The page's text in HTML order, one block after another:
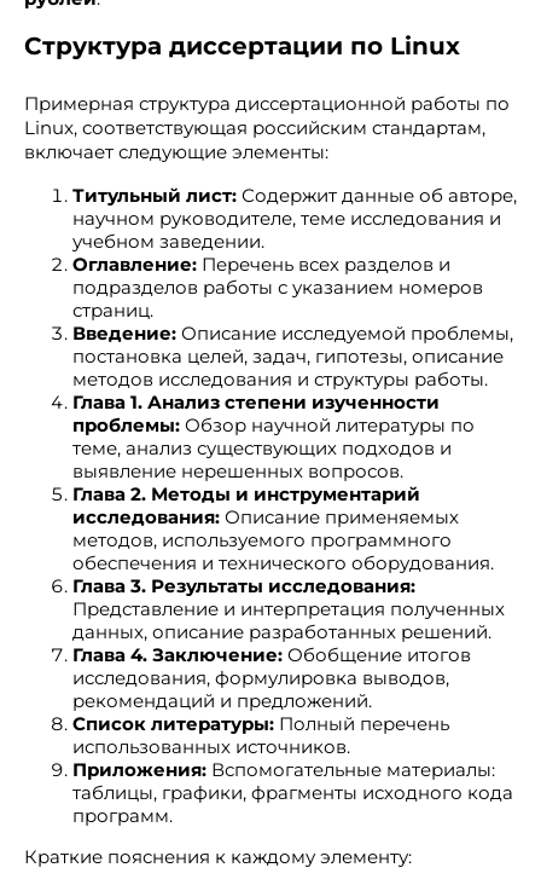
Структура диссертации по Linux
Примерная структура диссертационной работы по
Linux, соответствующая российским стандартам,
включает следующие элементы:
Титульный лист: Содержит данные об авторе,
научном руководителе, теме исследования и
учебном заведении.
Оглавление: Перечень всех разделов и
подразделов работы с указанием номеров
страниц.
Введение: Описание исследуемой проблемы,
постановка целей, задач, гипотезы, описание
методов исследования и структуры работы.
Глава 1. Анализ степени изученности
проблемы: Обзор научной литературы по
теме, анализ существующих подходов и
выявление нерешенных вопросов.
Глава 2. Методы и инструментарий
исследования: Описание применяемых
методов, используемого программного
обеспечения и технического оборудования.
Глава 3. Результаты исследования:
Представление и интерпретация полученных
данных, описание разработанных решений.
Глава 4. Заключение: Обобщение итогов
исследования, формулировка выводов,
рекомендаций и предложений.
Список литературы: Полный перечень
использованных источников.
Приложения: Вспомогательные материалы:
таблицы, графики, фрагменты исходного кода
программ.
Краткие пояснения к каждому элементу: